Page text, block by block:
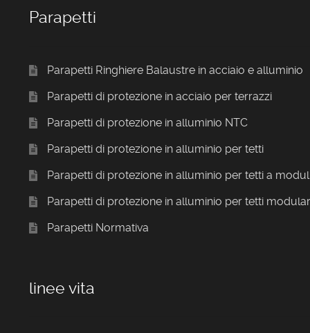
Parapetti
Parapetti Ringhiere Balaustre in acciaio e alluminio
Parapetti di protezione in acciaio per terrazzi
Parapetti di protezione in alluminio NTC
Parapetti di protezione in alluminio per tetti
Parapetti di protezione in alluminio per tetti a
Parapetti di protezione in alluminio per tetti
Parapetti Normativa
linee vita